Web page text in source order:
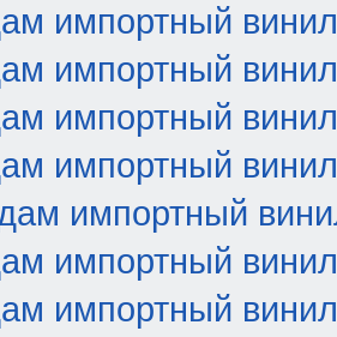
импортный винил
импортный винил
импортный винил
импортный винил
импортный
импортный винил
импортный винил